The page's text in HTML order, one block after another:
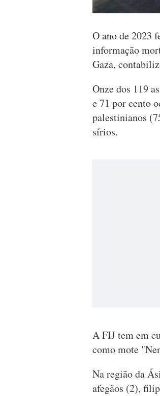
O ano de 2023
informação
Gaza,
Onze dos 119
e 71 por cento
palestinianos
sírios.
A FIJ tem em
como mote
Na região da
afegãos (2),